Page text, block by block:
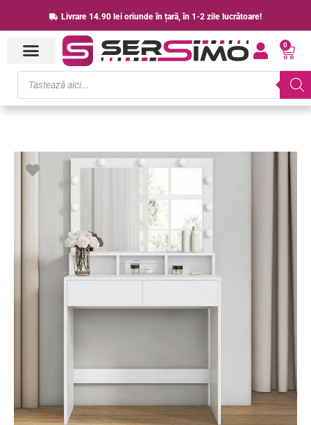
to
content
Livrare 14.90 lei oriunde în țară, în 1-2 zile lucrătoare!
0
Cart
Products
search
VASAGLE
cu
compartimente